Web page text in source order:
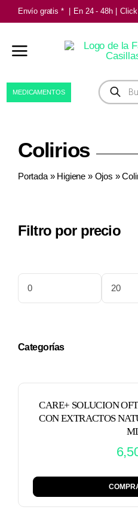
Saltar
al
contenido
Envío gratis * En 24 - 48h
de
MEDICAMENTOS
Colirios
Portada» Higiene » Ojos »
Filtro por precio
Categorías
CARE+ SOLUCION
CON EXTRACTOS